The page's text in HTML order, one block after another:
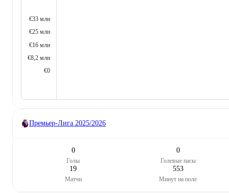
€33 млн
€25 млн
€16 млн
€8,2 млн
€0
Премьер-Лига 2025/2026
0
Голы
0
Голевые пасы
19
Матчи
553
Минут на поле